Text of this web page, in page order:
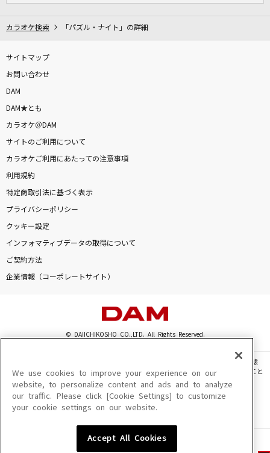
カラオケ検索 「パズル・ナイト」の詳細
サイトマップ
お問い合わせ
DAM
DAM★とも
カラオケ＠DAM
サイトのご利用について
カラオケご利用にあたっての注意事項
利用規約
特定商取引法に基づく表示
プライバシーポリシー
クッキー設定
インフォマティブデータの取得について
ご契約方法
企業情報（コーポレートサイト）
© DAIICHIKOSHO CO.,LTD. All Rights Reserved.
このサイトに掲載されている一切の文章・画像・写真・動画・音声等を、手段や形態
を問わず、著作権法の定める範囲を超えて無断で複製、転載、ファイル化などすること
を禁じます。
楽曲及びコンテンツは、機種によりご利用いただけない場合があります。
楽曲及びコンテンツの配信日、配信内容が変更になる場合があります。
We use cookies to improve your experience on our
website, to personalize content and ads and to analyze
our traffic. Please click [Cookie Settings] to customize
your cookie settings on our website.
Accept All Cookies